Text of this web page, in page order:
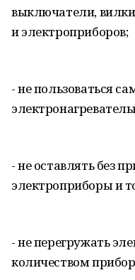
выключатели,
и электроприборов;
- не пользоваться
- не оставлять без
электроприборы и
- не перегружать
количеством